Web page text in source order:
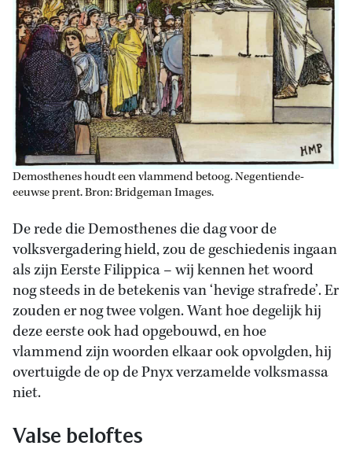
Demosthenes houdt een vlammend betoog. Negentiende-
eeuwse prent. Bron: Bridgeman Images.
De rede die Demosthenes die dag voor de
volksvergadering hield, zou de geschiedenis ingaan
als zijn Eerste Filippica – wij kennen het woord
nog steeds in de betekenis van ‘hevige strafrede’. Er
zouden er nog twee volgen. Want hoe degelijk hij
deze eerste ook had opgebouwd, en hoe
vlammend zijn woorden elkaar ook opvolgden, hij
overtuigde de op de Pnyx verzamelde volksmassa
niet.
Valse beloftes